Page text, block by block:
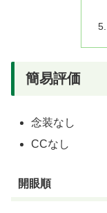
簡易評価
念装なし
CCなし
開眼順